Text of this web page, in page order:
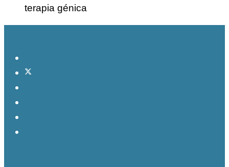
terapia génica